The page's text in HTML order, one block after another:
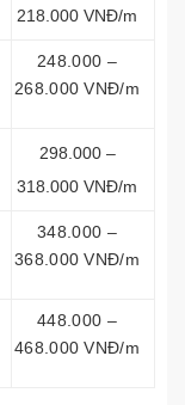
218.000 VNĐ/m
248.000 –
268.000 VNĐ/m
298.000 –
318.000 VNĐ/m
348.000 –
368.000 VNĐ/m
448.000 –
468.000 VNĐ/m